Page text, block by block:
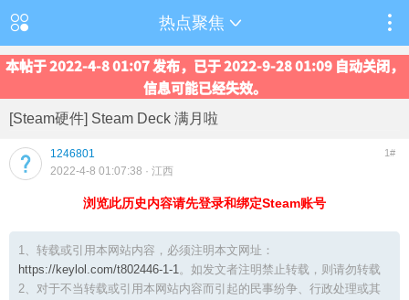
热点聚焦
本帖于 2022-4-8 01:07 发布，已于 2022-9-28 01:09 自动关闭，
信息可能已经失效。
[Steam硬件] Steam Deck 满月啦
1246801 1#
2022-4-8 01:07:38 · 江西
浏览此历史内容请先登录和绑定Steam账号
1、转载或引用本网站内容，必须注明本文网址：
https://keylol.com/t802446-1-1。如发文者注明禁止转载，则请勿转载
2、对于不当转载或引用本网站内容而引起的民事纷争、行政处理或其